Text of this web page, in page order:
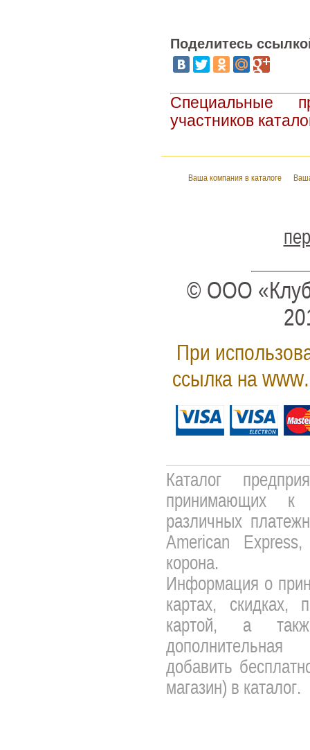
Поделитесь
Специальные
участников
Ваша компания в каталоге
© ООО
При
ссылка на
Каталог
принимающих к
различных
American
корона.
Информация о
картах, скидках,
картой, а
добавить
магазин) в каталог.